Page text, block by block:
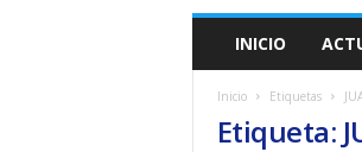
INICIO
Inicio Etiquetas
Etiqueta: